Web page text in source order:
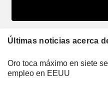
Últimas noticias acerca
Oro toca máximo en siete
empleo en EEUU